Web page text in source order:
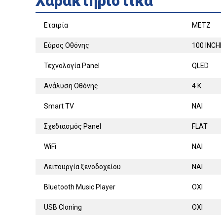
Εταιρία METZ
Εύρος Οθόνης 100
Τεχνολογία Panel QLED
Ανάλυση Οθόνης 4 K
Smart TV ΝΑΙ
Σχεδιασμός Panel FLAT
WiFi ΝΑΙ
Λειτουργία ξενοδοχείου ΝΑΙ
Bluetooth Music Player ΟΧΙ
USB Cloning ΟΧΙ